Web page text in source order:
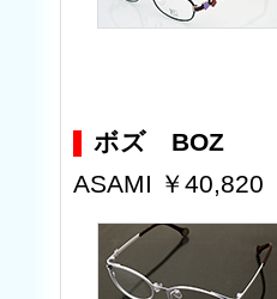
ボズ BOZ
ASAMI ￥40,820